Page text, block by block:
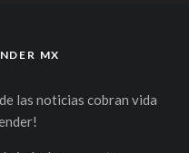
MX
las noticias cobran vida